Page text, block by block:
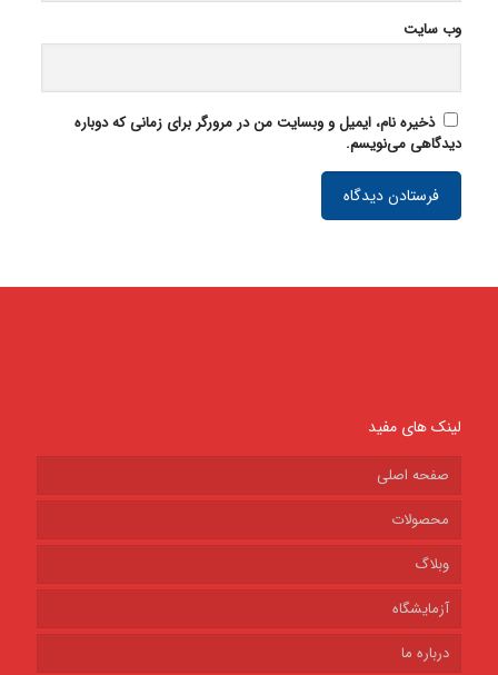
وب‌ سایت
ذخیره نام، ایمیل و وبسایت من در مرورگر برای زمانی که دوباره
دیدگاهی می‌نویسم.
لینک های مفید
صفحه اصلی
محصولات
وبلاگ
آزمایشگاه
درباره ما